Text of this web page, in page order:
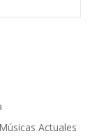
Actuales